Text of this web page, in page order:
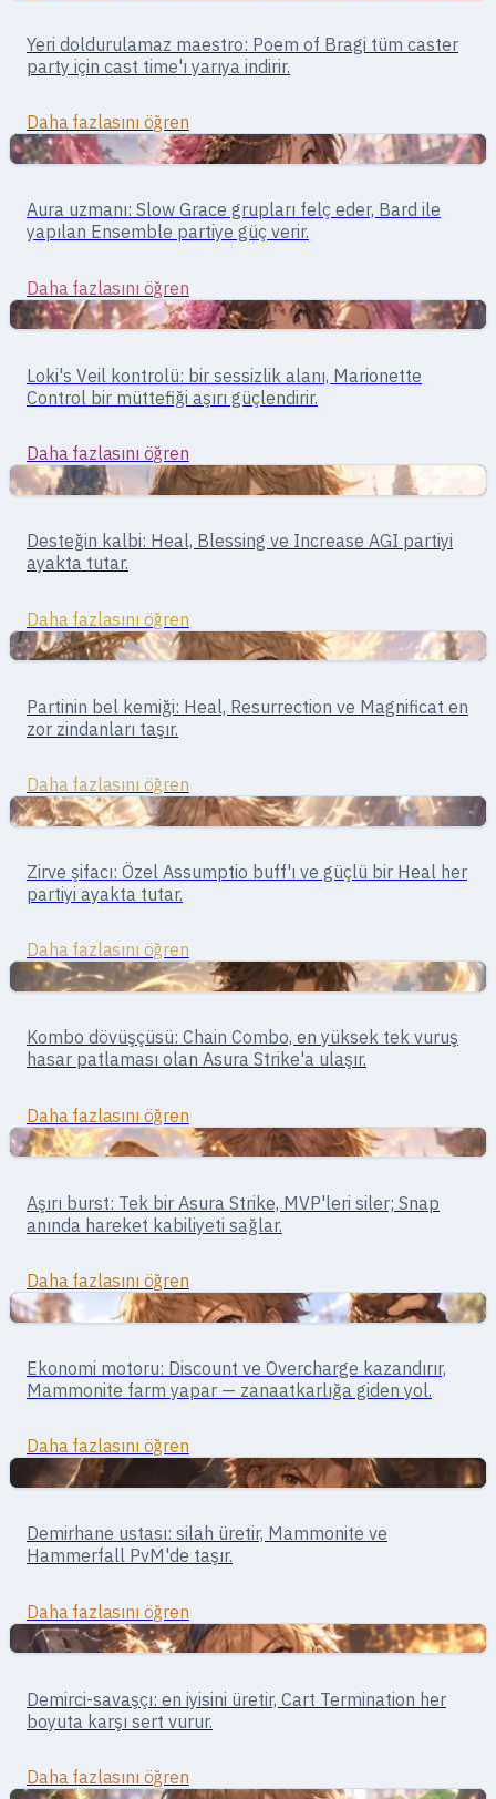
Clown
Yeri doldurulamaz maestro: Poem of Bragi tüm caster
party için cast time'ı yarıya indirir.
Daha fazlasını öğren
Destek
Dancer
Aura uzmanı: Slow Grace grupları felç eder, Bard ile
yapılan Ensemble partiye güç verir.
Daha fazlasını öğren
Destek
Gypsy
Loki's Veil kontrolü: bir sessizlik alanı, Marionette
Control bir müttefiği aşırı güçlendirir.
Daha fazlasını öğren
Destek
Acolyte
Desteğin kalbi: Heal, Blessing ve Increase AGI partiyi
ayakta tutar.
Daha fazlasını öğren
Destek
Priest
Partinin bel kemiği: Heal, Resurrection ve Magnificat en
zor zindanları taşır.
Daha fazlasını öğren
Destek
High Priest
Zirve şifacı: Özel Assumptio buff'ı ve güçlü bir Heal her
partiyi ayakta tutar.
Daha fazlasını öğren
Yakın Dövüş
Monk
Kombo dövüşçüsü: Chain Combo, en yüksek tek vuruş
hasar patlaması olan Asura Strike'a ulaşır.
Daha fazlasını öğren
Yakın Dövüş
Champion
Aşırı burst: Tek bir Asura Strike, MVP'leri siler; Snap
anında hareket kabiliyeti sağlar.
Daha fazlasını öğren
Yakın Dövüş
Merchant
Ekonomi motoru: Discount ve Overcharge kazandırır,
Mammonite farm yapar — zanaatkarlığa giden yol.
Daha fazlasını öğren
Yakın Dövüş
Blacksmith
Demirhane ustası: silah üretir, Mammonite ve
Hammerfall PvM'de taşır.
Daha fazlasını öğren
Yakın Dövüş
Whitesmith
Demirci-savaşçı: en iyisini üretir, Cart Termination her
boyuta karşı sert vurur.
Daha fazlasını öğren